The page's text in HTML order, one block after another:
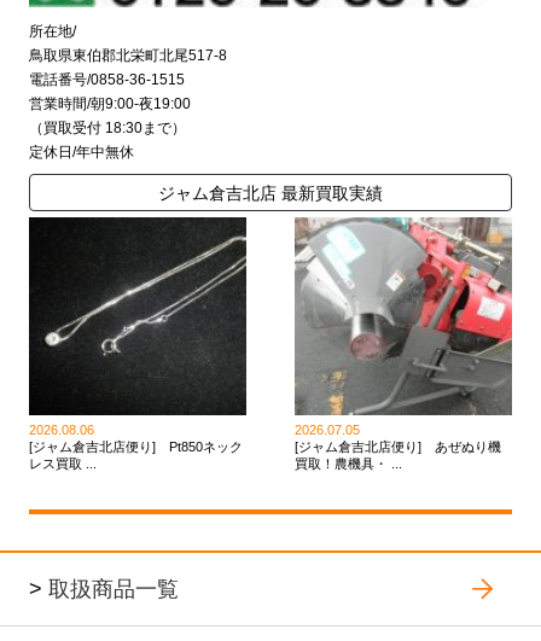
所在地/
鳥取県東伯郡北栄町北尾517-8
電話番号/0858-36-1515
営業時間/朝9:00-夜19:00
（買取受付 18:30まで）
定休日/年中無休
ジャム倉吉北店 最新買取実績
2026.08.06
[ジャム倉吉北店便り] Pt850ネック
レス買取 ...
2026.07.05
[ジャム倉吉北店便り] あぜぬり機
買取！農機具・ ...
> 取扱商品一覧